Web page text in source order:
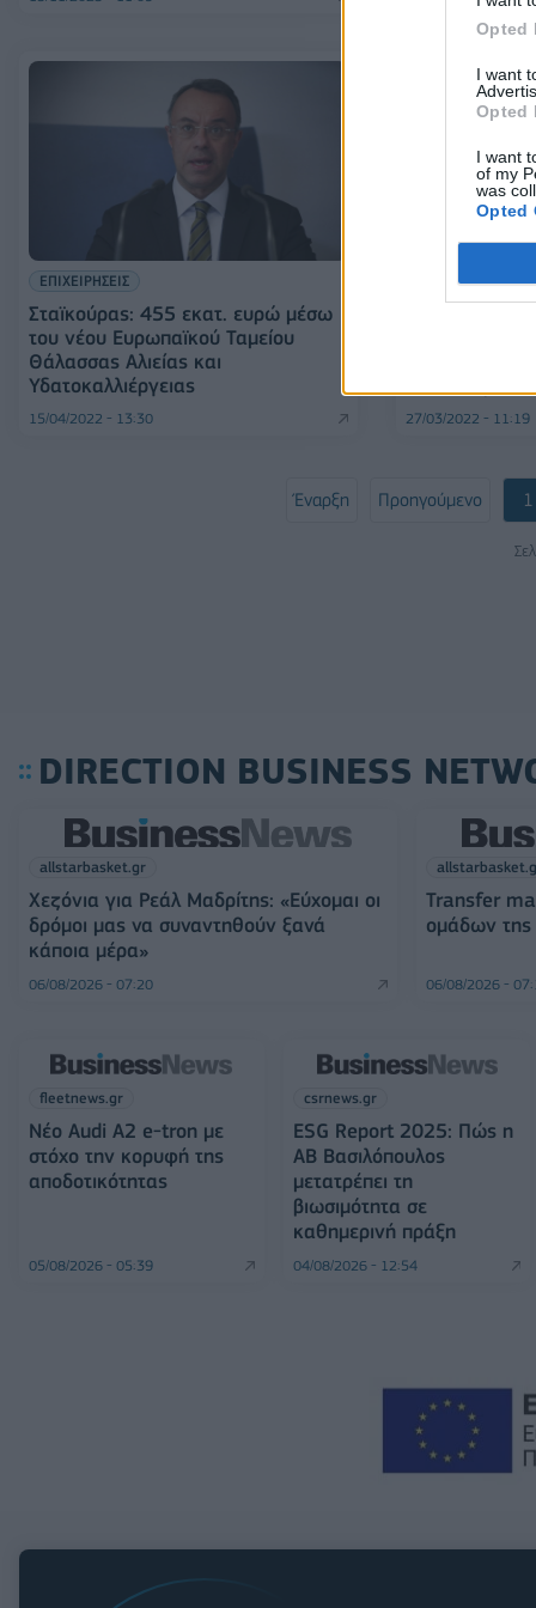
Opted
I want
Opted
I want
of my
was
Opted
ΕΠΙΧΕΙΡΗΣΕΙΣ
Σταϊκούρας: 455 εκατ. ευρώ μέσω
του νέου Ευρωπαϊκού Ταμείου
Θάλασσας Αλιείας και
Υδατοκαλλιέργειας
15/04/2022 - 13:30
ΕΠΙΧΕΙΡΗΣΕΙΣ
κλάδου
27/03/2022 - 11:19
Έναρξη Προηγούμενο 1
DIRECTION BUSINESS
allstarbasket.gr
Χεζόνια για Ρεάλ Μαδρίτης: «Εύχομαι οι
δρόμοι μας να συναντηθούν ξανά
κάποια μέρα»
06/08/2026 - 07:20
Transfer
ομάδων της
06/08/2026 -
fleetnews.gr
Νέο Audi A2 e-tron με
στόχο την κορυφή της
αποδοτικότητας
05/08/2026 - 05:39
csrnews.gr
ESG Report 2025: Πώς η
ΑΒ Βασιλόπουλος
μετατρέπει τη
βιωσιμότητα σε
καθημερινή πράξη
04/08/2026 - 12:54